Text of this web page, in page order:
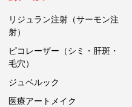
リジュラン注射（サーモン注
射）
ピコレーザー（シミ・肝斑・
毛穴）
ジュベルック
医療アートメイク